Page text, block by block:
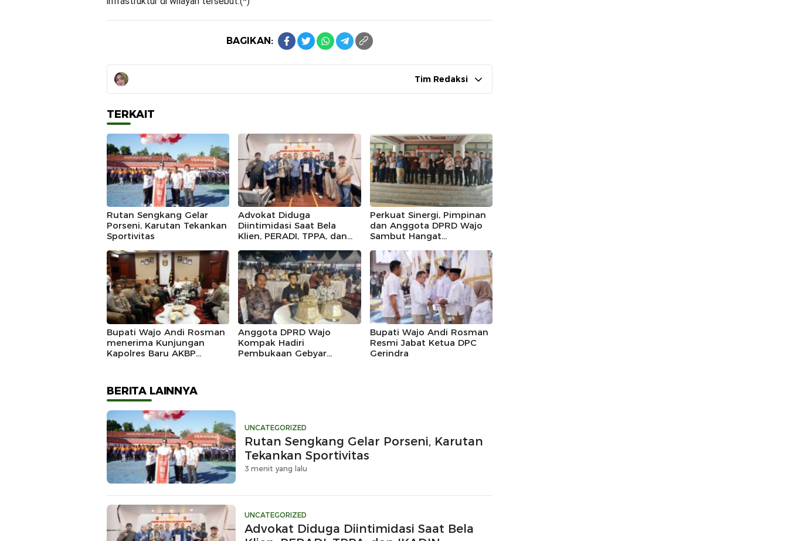
BAGIKAN:
Tim Redaksi
TERKAIT
Rutan Sengkang Gelar
Porseni, Karutan Tekankan
Sportivitas
Advokat Diduga
Diintimidasi Saat Bela
Klien, PERADI, TPPA, dan
Polda Riau Usut Tuntas
Dugaan Premanisme
Perkuat Sinergi, Pimpinan
dan Anggota DPRD Wajo
Sambut Hangat
Kapolres Wajo yang Baru,
Bupati Wajo Andi Rosman
menerima Kunjungan
Kapolres Baru AKBP
Sinergi
Anggota DPRD Wajo
Kompak Hadiri
Pembukaan Gebyar
Bupati Wajo Andi Rosman
Resmi Jabat Ketua DPC
Gerindra
BERITA LAINNYA
UNCATEGORIZED
Rutan Sengkang Gelar Porseni, Karutan
Tekankan Sportivitas
3 menit yang lalu
UNCATEGORIZED
Advokat Diduga Diintimidasi Saat Bela